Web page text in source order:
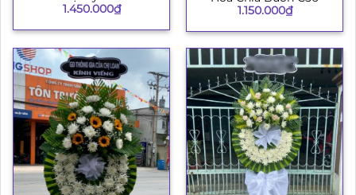
1.450.000₫
1.150.000₫